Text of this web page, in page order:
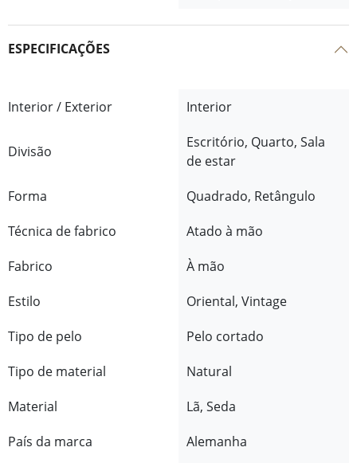
ESPECIFICAÇÕES
Interior / Exterior Interior
Divisão
Escritório, Quarto, Sala
de estar
Forma
Quadrado, Retângulo
Técnica de fabrico
Atado à mão
Fabrico
À mão
Estilo
Oriental, Vintage
Tipo de pelo
Pelo cortado
Tipo de material
Natural
Material
Lã, Seda
País da marca
Alemanha